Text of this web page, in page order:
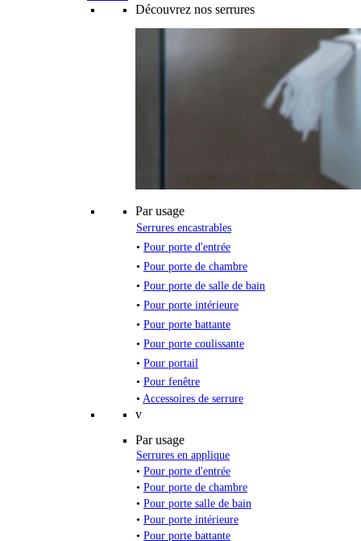
Découvrez nos serrures
Par usage
Serrures encastrables
• Pour porte d'entrée
• Pour porte de chambre
• Pour porte de salle de bain
• Pour porte intérieure
• Pour porte battante
• Pour porte coulissante
• Pour portail
• Pour fenêtre
• Accessoires de serrure
v
Par usage
Serrures en applique
• Pour porte d'entrée
• Pour porte de chambre
• Pour porte salle de bain
• Pour porte intérieure
• Pour porte battante